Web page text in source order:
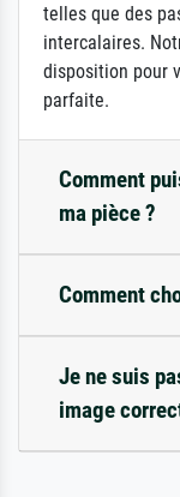
telles que des
intercalaires.
disposition pour
parfaite.
Comment
ma pièce ?
Comment
Je ne suis
image